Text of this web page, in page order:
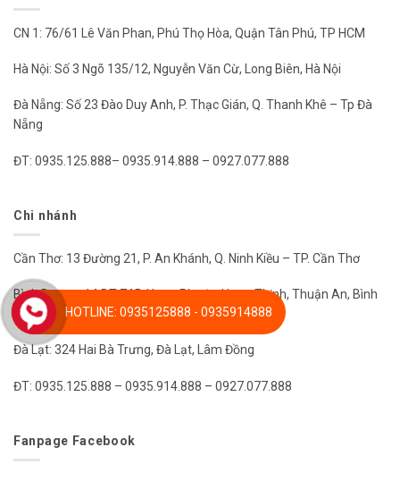
CN 1: 76/61 Lê Văn Phan, Phú Thọ Hòa, Quận Tân Phú, TP HCM
Hà Nội: Số 3 Ngõ 135/12, Nguyễn Văn Cừ, Long Biên, Hà Nội
Đà Nẵng: Số 23 Đào Duy Anh, P. Thạc Gián, Q. Thanh Khê – Tp Đà
Nẵng
ĐT: 0935.125.888– 0935.914.888 – 0927.077.888
Chi nhánh
Cần Thơ: 13 Đường 21, P. An Khánh, Q. Ninh Kiều – TP. Cần Thơ
Bình Dương: 14 DT 745, Hưng Phước, Hưng Thịnh, Thuận An, Bình
Dương
Đà Lạt: 324 Hai Bà Trưng, Đà Lạt, Lâm Đồng
ĐT: 0935.125.888 – 0935.914.888 – 0927.077.888
Fanpage Facebook
HOTLINE: 0935125888 - 0935914888